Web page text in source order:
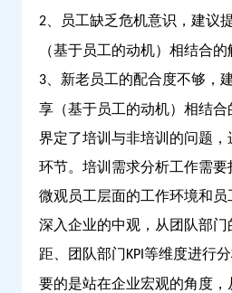
2 、员工缺乏危机意识，建议
（基于员工的动机）相结合的
3 、新老员工的配合度不够，
享（基于员工的动机）相结合
界定了培训与非培训的问题
环节。培训需求分析工作需
微观员工层面的工作环境和
深入企业的中观，从团队部
距、团队部门 KPI 等维度进行
要的是站在企业宏观的角度，